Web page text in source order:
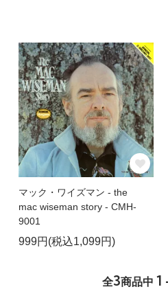
マック・ワイズマン - the
mac wiseman story - CMH-
9001
999円(税込1,099円)
全3商品中 1